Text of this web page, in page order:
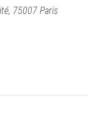
75007 Paris